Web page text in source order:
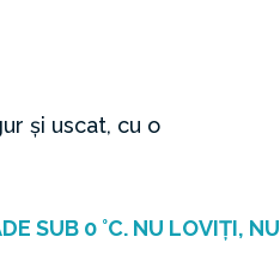
și uscat, cu o
SUB 0 °C. NU LOVIȚI, NU